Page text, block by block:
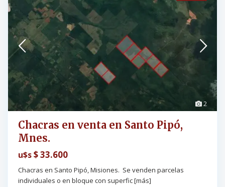
2
Chacras en venta en Santo Pipó,
Mnes.
u$s$ 33.600
Chacras en Santo Pipó, Misiones. Se venden parcelas
individuales o en bloque con superfic[más]